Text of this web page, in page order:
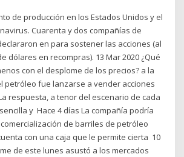
de producción en los Estados Unidos y el
Cuarenta y dos compañías de
en para sostener las acciones (al
dólares en recompras). 13 Mar 2020 ¿Qué
con el desplome de los precios? a la
petróleo fue lanzarse a vender acciones
respuesta, a tenor del escenario de cada
y Hace 4 días La compañía podría
de barriles de petróleo
con una caja que le permite cierta 10
de este lunes asustó a los mercados